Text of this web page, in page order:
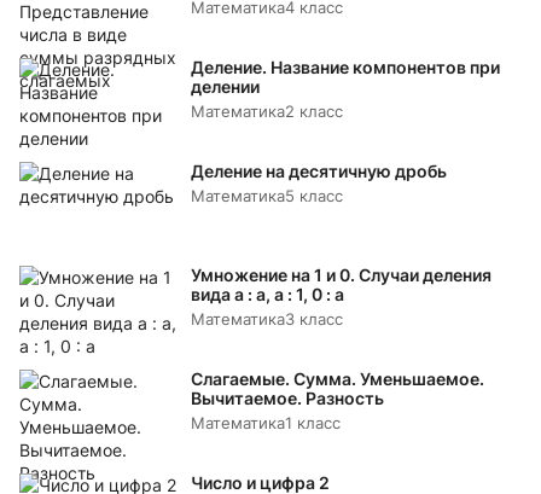
Математика4 класс
Деление. Название компонентов при
делении
Математика2 класс
Деление на десятичную дробь
Математика5 класс
Умножение на 1 и 0. Случаи деления
вида а : а, а : 1, 0 : а
Математика3 класс
Слагаемые. Сумма. Уменьшаемое.
Вычитаемое. Разность
Математика1 класс
Число и цифра 2